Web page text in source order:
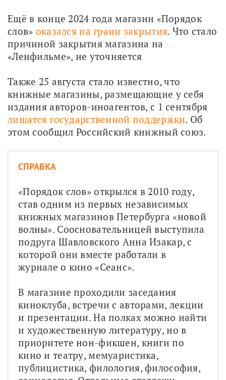
Ещё в конце 2024 года магазин «Порядок
слов» оказался на грани закрытия. Что стало
причиной закрытия магазина на
«Ленфильме», не уточняется
Также 25 августа стало известно, что
книжные магазины, размещающие у себя
лишатся государственной поддержки. Об
этом сообщил Российский книжный союз.
СПРАВКА
«Порядок слов» открылся в 2010 году,
став одним из первых независимых
книжных магазинов Петербурга «новой
волны». Соосновательницей выступила
подруга Шавловского Анна Изакар, с
которой они вместе работали в
журнале о кино «Сеанс».
В магазине проходили заседания
киноклуба, встречи с авторами, лекции
и презентации. На полках можно найти
и художественную литературу, но в
приоритете нон-фикшен, книги по
кино и театру, мемуаристика,
публицистика, филология, философия,